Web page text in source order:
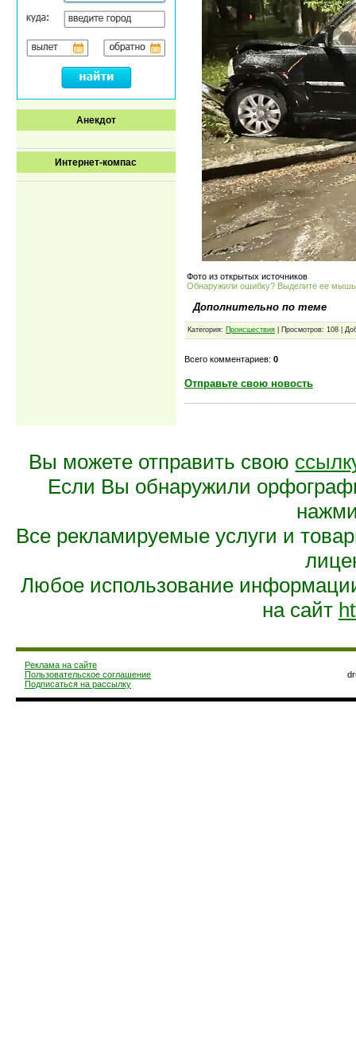
Анекдот
Интернет-компас
Фото из открытых источников
Обнаружили ошибку? Выделите ее
Дополнительно по теме
Категория: Проиcшествия | Просмотров: 108 |
Всего комментариев: 0
Отправьте свою новость
Вы можете отправить свою
Если Вы обнаружили
Все рекламируемые услуги и
Любое использование
на сайт
Реклама на сайте
Пользовательское соглашение
Подписаться на рассылку